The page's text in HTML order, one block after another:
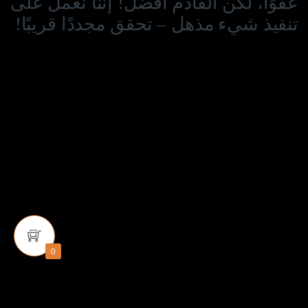
تنفيذ شيء مذهل – تحقق مجددًا قريبًا!
0